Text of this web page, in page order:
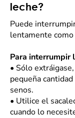
leche?
Puede
lentamente
Para interrumpir
• Sólo
pequeña
senos.
• Utilice el
cuando lo